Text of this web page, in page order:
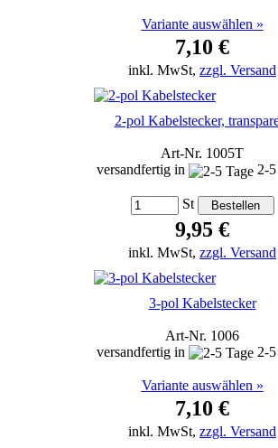
Variante auswählen »
7,10 €
inkl. MwSt, zzgl. Versand
2-pol Kabelstecker,
Art-Nr. 1005T
versandfertig in
2-
St
9,95 €
inkl. MwSt, zzgl. Versand
3-pol Kabelstecker
Art-Nr. 1006
versandfertig in
2-
Variante auswählen »
7,10 €
inkl. MwSt, zzgl. Versand